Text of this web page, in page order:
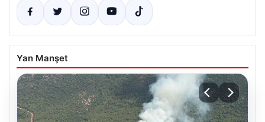
Yan Manşet